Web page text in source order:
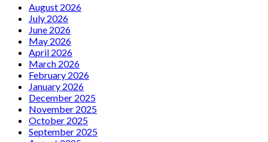
August 2026
July 2026
June 2026
May 2026
April 2026
March 2026
February 2026
January 2026
December 2025
November 2025
October 2025
September 2025